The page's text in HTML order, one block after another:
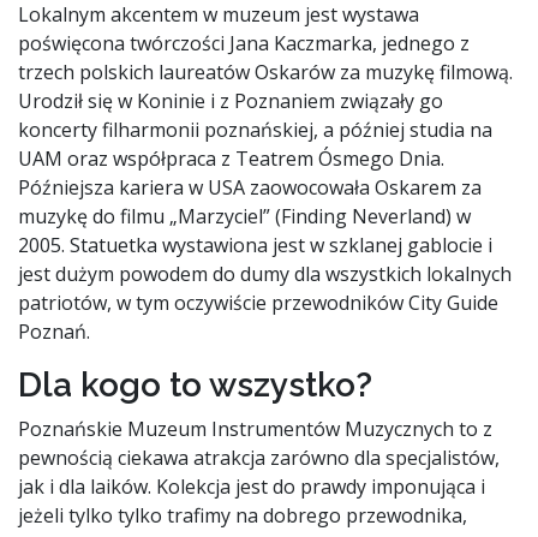
Lokalnym akcentem w muzeum jest wystawa
poświęcona twórczości Jana Kaczmarka, jednego z
trzech polskich laureatów Oskarów za muzykę filmową.
Urodził się w Koninie i z Poznaniem związały go
koncerty filharmonii poznańskiej, a później studia na
UAM oraz współpraca z Teatrem Ósmego Dnia.
Późniejsza kariera w USA zaowocowała Oskarem za
muzykę do filmu „Marzyciel” (Finding Neverland) w
2005. Statuetka wystawiona jest w szklanej gablocie i
jest dużym powodem do dumy dla wszystkich lokalnych
patriotów, w tym oczywiście przewodników City Guide
Poznań.
Dla kogo to wszystko?
Poznańskie Muzeum Instrumentów Muzycznych to z
pewnością ciekawa atrakcja zarówno dla specjalistów,
jak i dla laików. Kolekcja jest do prawdy imponująca i
jeżeli tylko tylko trafimy na dobrego przewodnika,